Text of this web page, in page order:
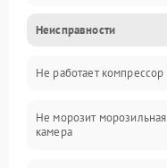
Механика
Электропитание
Дренаж
Неисправности
Не работает компрессор
Не морозит морозильная
камера